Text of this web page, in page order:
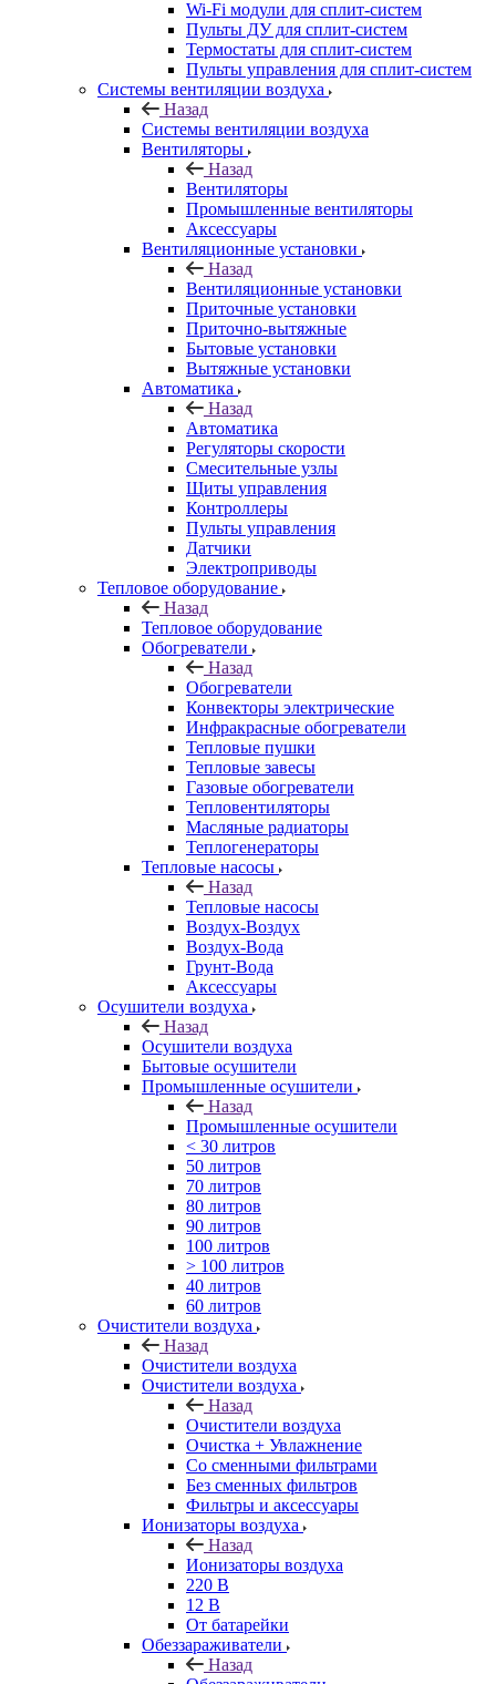
Wi-Fi модули для сплит-систем
Пульты ДУ для сплит-систем
Термостаты для сплит-систем
Пульты управления для сплит-систем
Системы вентиляции воздуха
Назад
Системы вентиляции воздуха
Вентиляторы
Назад
Вентиляторы
Промышленные вентиляторы
Аксессуары
Вентиляционные установки
Назад
Вентиляционные установки
Приточные установки
Приточно-вытяжные
Бытовые установки
Вытяжные установки
Автоматика
Назад
Автоматика
Регуляторы скорости
Смесительные узлы
Щиты управления
Контроллеры
Пульты управления
Датчики
Электроприводы
Тепловое оборудование
Назад
Тепловое оборудование
Обогреватели
Назад
Обогреватели
Конвекторы электрические
Инфракрасные обогреватели
Тепловые пушки
Тепловые завесы
Газовые обогреватели
Тепловентиляторы
Масляные радиаторы
Теплогенераторы
Тепловые насосы
Назад
Тепловые насосы
Воздух-Воздух
Воздух-Вода
Грунт-Вода
Аксессуары
Осушители воздуха
Назад
Осушители воздуха
Бытовые осушители
Промышленные осушители
Назад
Промышленные осушители
< 30 литров
50 литров
70 литров
80 литров
90 литров
100 литров
> 100 литров
40 литров
60 литров
Очистители воздуха
Назад
Очистители воздуха
Очистители воздуха
Назад
Очистители воздуха
Очистка + Увлажнение
Cо сменными фильтрами
Без сменных фильтров
Фильтры и аксессуары
Ионизаторы воздуха
Назад
Ионизаторы воздуха
220 В
12 В
От батарейки
Обеззараживатели
Назад